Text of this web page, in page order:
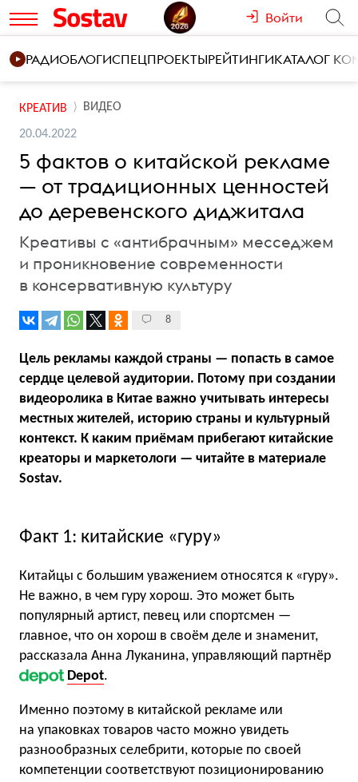
Войти
РАДИОБЛОГИСПЕЦПРОЕКТЫРЕЙТИНГИКАТАЛОГ
КРЕАТИВ ВИДЕО
20.04.2022
5 фактов о китайской рекламе
— от традиционных ценностей
до деревенского диджитала
Креативы с «антибрачным» месседжем
и проникновение современности
в консервативную культуру
8
Цель рекламы каждой страны — попасть в самое
сердце целевой аудитории. Потому при создании
видеоролика в Китае важно учитывать интересы
местных жителей, историю страны и культурный
контекст. К каким приёмам прибегают китайские
креаторы и маркетологи — читайте в материале
Sostav.
Факт 1: китайские «гуру»
Китайцы с большим уважением относятся к «гуру».
Не важно, в чем гуру хорош. Это может быть
популярный артист, певец или спортсмен —
главное, что он хорош в своём деле и знаменит,
рассказала Анна Луканина, управляющий партнёр
Depot.
Именно поэтому в китайской рекламе или
на упаковках товаров часто можно увидеть
разнообразных селебрити, которые по своей
компетенции соответствуют позиционированию